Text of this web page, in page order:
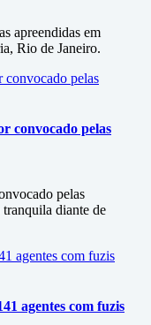
apreendidas em
Rio de Janeiro.
convocado pelas
pelas
diante de
agentes com fuzis